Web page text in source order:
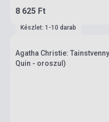
8 625 Ft
Készlet: 1-10 darab
Agatha Christie:
Quin - oroszul)